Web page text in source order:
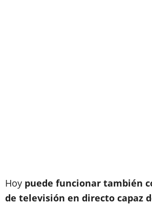
Hoy puede funcionar también
de televisión en directo capaz